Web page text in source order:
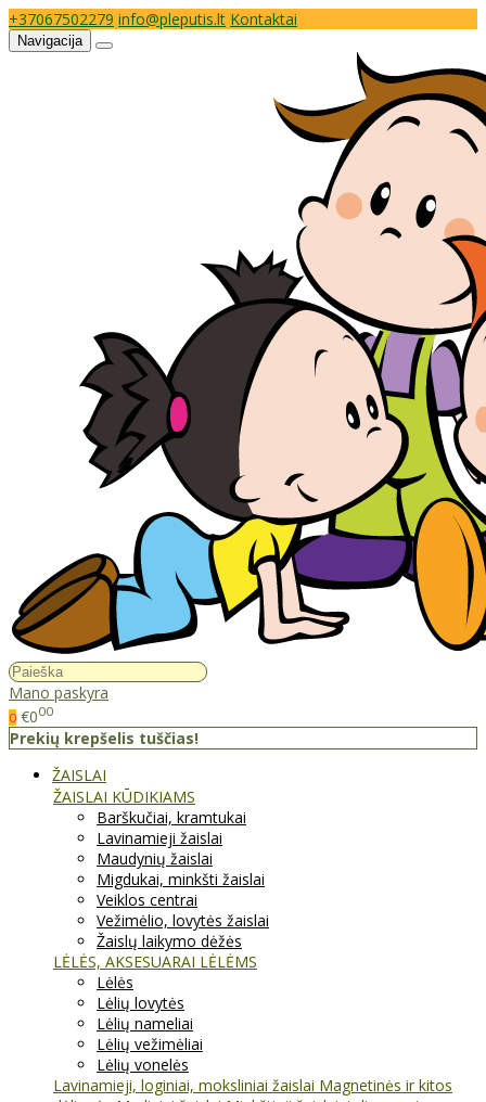
+37067502279 info@pleputis.lt Kontaktai
Navigacija
Mano paskyra
0 €000
Prekių krepšelis tuščias!
ŽAISLAI
ŽAISLAI KŪDIKIAMS
Barškučiai, kramtukai
Lavinamieji žaislai
Maudynių žaislai
Migdukai, minkšti žaislai
Veiklos centrai
Vežimėlio, lovytės žaislai
Žaislų laikymo dėžės
LĖLĖS, AKSESUARAI LĖLĖMS
Lėlės
Lėlių lovytės
Lėlių nameliai
Lėlių vežimėliai
Lėlių vonelės
Lavinamieji, loginiai, moksliniai žaislai Magnetinės ir kitos